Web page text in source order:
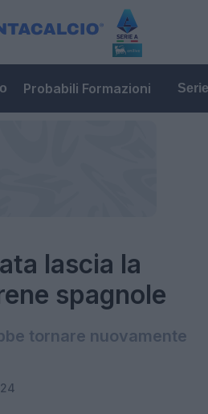
Probabili Formazioni
lascia la
spagnole
tornare nuovamente